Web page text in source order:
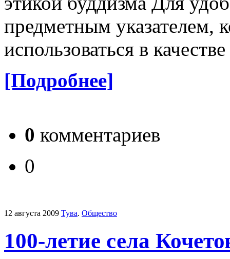
предметным указателем,
использоваться в
[Подробнее]
0 комментариев
0
12 августа 2009 Тува. Общество
100-летие села